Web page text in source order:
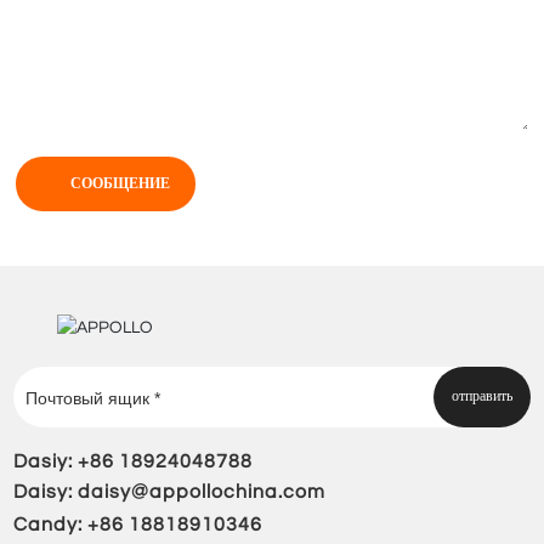
СООБЩЕНИЕ
отправить
Dasiy:+86 18924048788
Daisy:daisy@appollochina.com
Candy: +86 18818910346